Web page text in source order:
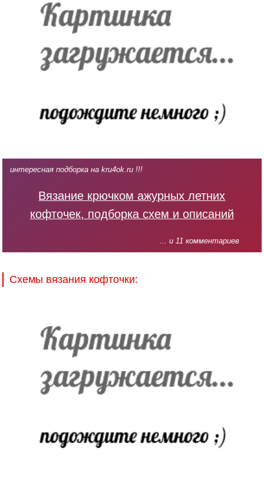
интересная подборка на kru4ok.ru !!!
Вязание крючком ажурных летних
кофточек, подборка схем и описаний
... и 11 комментариев
Схемы вязания кофточки: